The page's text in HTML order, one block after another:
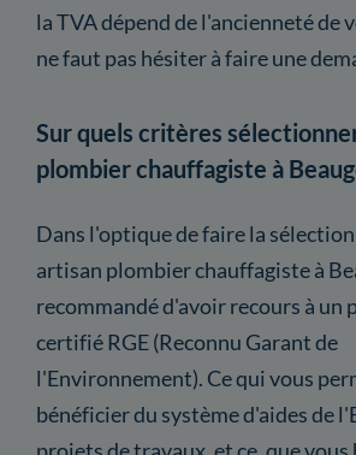
la TVA dépend de l'ancienneté de
ne faut pas hésiter à faire une
Sur quels critères
plombier chauffagiste à
Dans l'optique de faire la
artisan plombier chauffagiste à
recommandé d'avoir recours à un
certifié RGE (Reconnu Garant de
l'Environnement). Ce qui vous
bénéficier du système d'aides de